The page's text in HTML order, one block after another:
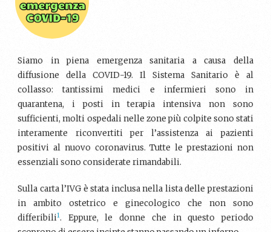
Siamo in piena emergenza sanitaria a causa della
diffusione della COVID-19. Il Sistema Sanitario è al
collasso: tantissimi medici e infermieri sono in
quarantena, i posti in terapia intensiva non sono
sufficienti, molti ospedali nelle zone più colpite sono stati
interamente riconvertiti per l’assistenza ai pazienti
positivi al nuovo coronavirus. Tutte le prestazioni non
essenziali sono considerate rimandabili.
Sulla carta l’IVG è stata inclusa nella lista delle prestazioni
in ambito ostetrico e ginecologico che non sono
differibili1. Eppure, le donne che in questo periodo